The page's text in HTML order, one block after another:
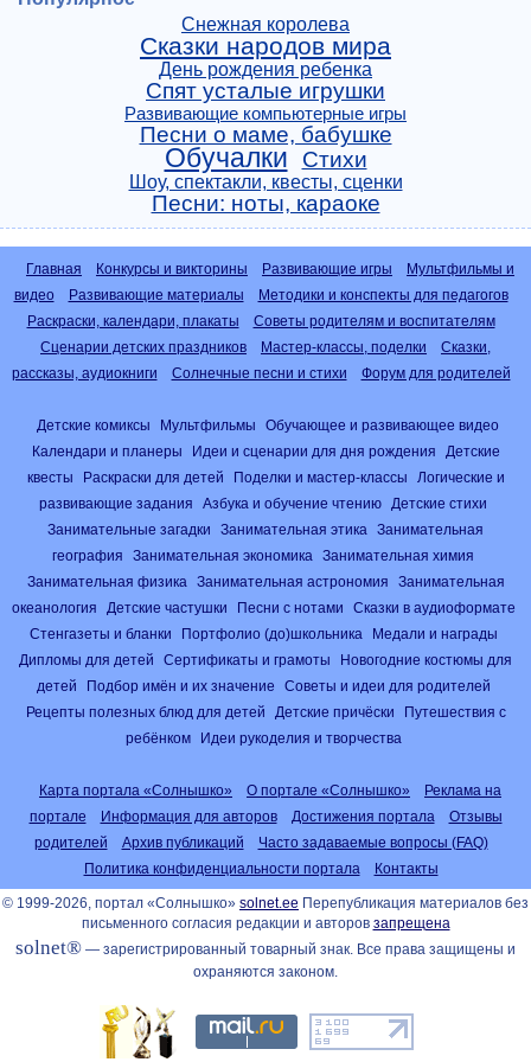
Снежная королева
Сказки народов мира
День рождения ребенка
Спят усталые игрушки
Развивающие компьютерные игры
Песни о маме, бабушке
Обучалки Стихи
Шоу, спектакли, квесты, сценки
Песни: ноты, караоке
Главная Конкурсы и викторины Развивающие игры
Мультфильмы и
видео
Развивающие материалы
Методики и конспекты для педагогов
Раскраски, календари, плакаты
Советы родителям и воспитателям
Сценарии детских праздников
Мастер-классы, поделки
Сказки,
рассказы, аудиокниги
Солнечные песни и стихи Форум для родителей
Детские комиксы Мультфильмы
Обучающее и развивающее видео
Календари и планеры
Идеи и сценарии для дня рождения
Детские
квесты
Раскраски для детей Поделки и мастер-классы
Логические и
развивающие задания
Азбука и обучение чтению
Детские стихи
Занимательные загадки
Занимательная этика
Занимательная
география
Занимательная экономика
Занимательная химия
Занимательная физика
Занимательная астрономия
Занимательная
океанология
Детские частушки Песни с нотами
Сказки в аудиоформате
Стенгазеты и бланки
Портфолио (до)школьника
Медали и награды
Дипломы для детей
Сертификаты и грамоты
Новогодние костюмы для
детей
Подбор имён и их значение
Советы и идеи для родителей
Рецепты полезных блюд для детей
Детские причёски
Путешествия с
ребёнком
Идеи рукоделия и творчества
Карта портала «Солнышко» О портале «Солнышко»
Реклама на
портале
Информация для авторов Достижения портала
Отзывы
родителей
Архив публикаций
Часто задаваемые вопросы (FAQ)
Политика конфиденциальности портала
Контакты
© 1999-2026, портал «Солнышко» solnet.ee Перепубликация материалов без
письменного согласия редакции и авторов запрещена
solnet® — зарегистрированный товарный знак. Все права защищены и
охраняются законом.